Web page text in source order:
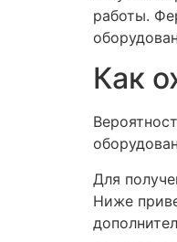
работы.
Как
Для
Ниже